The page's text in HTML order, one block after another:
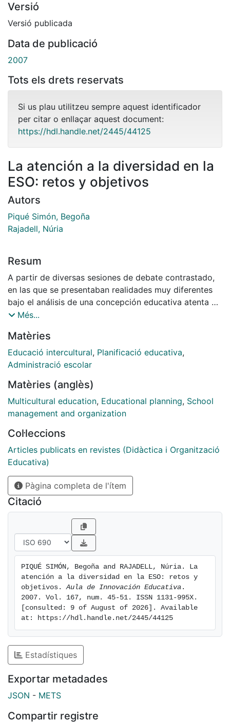
Versió
Versió publicada
Data de publicació
2007
Tots els drets reservats
Si us plau utilitzeu sempre aquest identificador
per citar o enllaçar aquest document:
https://hdl.handle.net/2445/44125
La atención a la diversidad en la
ESO: retos y objetivos
Autors
Piqué Simón, Begoña
Rajadell, Núria
Resum
A partir de diversas sesiones de debate contrastado,
en las que se presentaban realidades muy diferentes
bajo el análisis de una concepción educativa atenta a
la diversidad y basada en la perspectiva contextual y
continuación una síntesis de algunos aspectos
fundamentales para avanzar hacia la mejora.
Més...
Matèries
Educació intercultural, Planificació educativa,
Administració escolar
Matèries (anglès)
Multicultural education, Educational planning, School
management and organization
Col·leccions
Articles publicats en revistes (Didàctica i Organització
Educativa)
Pàgina completa de l'ítem
Citació
PIQUÉ SIMÓN, Begoña and RAJADELL, Núria. La
atención a la diversidad en la ESO: retos y
objetivos. Aula de Innovación Educativa .
2007. Vol. 167, num. 45-51. ISSN 1131-995X.
[consulted: 9 of August of 2026]. Available
at: https://hdl.handle.net/2445/44125
Estadístiques
Exportar metadades
JSON - METS
Compartir registre